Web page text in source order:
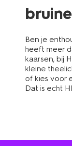
Ben je
heeft meer
kaarsen, bij
kleine
of kies voor
Dat is echt